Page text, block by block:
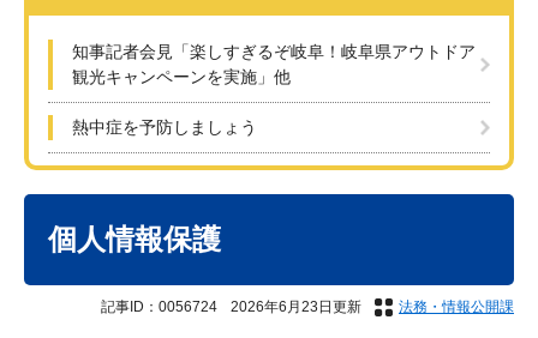
知事記者会見「楽しすぎるぞ岐阜！岐阜県アウトドア
観光キャンペーンを実施」他
熱中症を予防しましょう
個人情報保護
記事ID：0056724 2026年6月23日更新 法務・情報公開課